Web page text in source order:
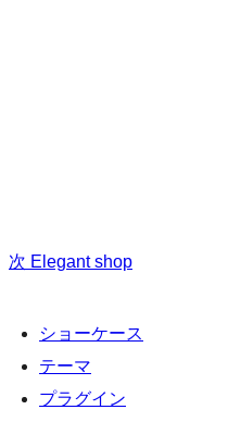
次 Elegant shop
ショーケース
テーマ
プラグイン